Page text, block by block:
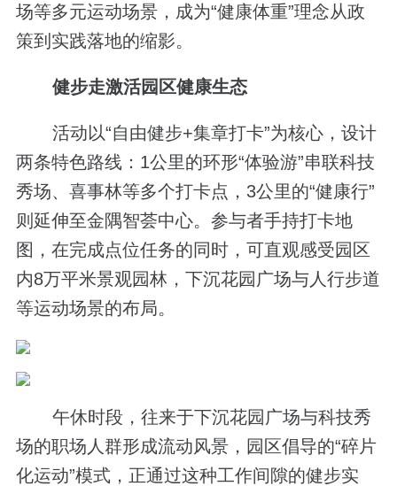
场等多元运动场景，成为“健康体重”理念从政
策到实践落地的缩影。
健步走激活园区健康生态
活动以“自由健步+集章打卡”为核心，设计
两条特色路线：1公里的环形“体验游”串联科技
秀场、喜事林等多个打卡点，3公里的“健康行”
则延伸至金隅智荟中心。参与者手持打卡地
图，在完成点位任务的同时，可直观感受园区
内8万平米景观园林，下沉花园广场与人行步道
等运动场景的布局。
午休时段，往来于下沉花园广场与科技秀
场的职场人群形成流动风景，园区倡导的“碎片
化运动”模式，正通过这种工作间隙的健步实